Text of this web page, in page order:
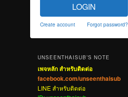
LOGIN
Create account Forgot password?
UNSEENTHAISUB’S NOTE
เพจหลัก สำหรับติดต่อ
facebook.com/unseenthaisub
LINE สำหรับติดต่อ